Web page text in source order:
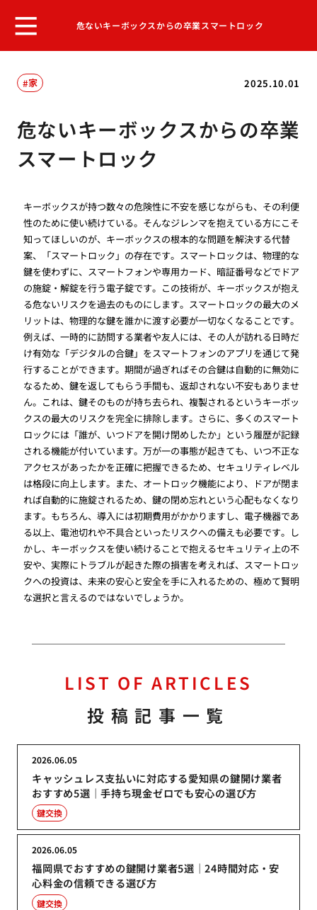
危ないキーボックスからの卒業スマートロック
2025.10.01
家
危ないキーボックスからの卒業
スマートロック
キーボックスが持つ数々の危険性に不安を感じながらも、その利便
性のために使い続けている。そんなジレンマを抱えている方にこそ
知ってほしいのが、キーボックスの根本的な問題を解決する代替
案、「スマートロック」の存在です。スマートロックは、物理的な
鍵を使わずに、スマートフォンや専用カード、暗証番号などでドア
の施錠・解錠を行う電子錠です。この技術が、キーボックスが抱え
る危ないリスクを過去のものにします。スマートロックの最大のメ
リットは、物理的な鍵を誰かに渡す必要が一切なくなることです。
例えば、一時的に訪問する業者や友人には、その人が訪れる日時だ
け有効な「デジタルの合鍵」をスマートフォンのアプリを通じて発
行することができます。期間が過ぎればその合鍵は自動的に無効に
なるため、鍵を返してもらう手間も、返却されない不安もありませ
ん。これは、鍵そのものが持ち去られ、複製されるというキーボッ
クスの最大のリスクを完全に排除します。さらに、多くのスマート
ロックには「誰が、いつドアを開け閉めしたか」という履歴が記録
される機能が付いています。万が一の事態が起きても、いつ不正な
アクセスがあったかを正確に把握できるため、セキュリティレベル
は格段に向上します。また、オートロック機能により、ドアが閉ま
れば自動的に施錠されるため、鍵の閉め忘れという心配もなくなり
ます。もちろん、導入には初期費用がかかりますし、電子機器であ
る以上、電池切れや不具合といったリスクへの備えも必要です。し
かし、キーボックスを使い続けることで抱えるセキュリティ上の不
安や、実際にトラブルが起きた際の損害を考えれば、スマートロッ
クへの投資は、未来の安心と安全を手に入れるための、極めて賢明
な選択と言えるのではないでしょうか。
LIST OF ARTICLES
投稿記事一覧
キャッシュレス支払いに対応する愛知県の鍵開け業者
おすすめ5選｜手持ち現金ゼロでも安心の選び方
2026.06.05
鍵交換
福岡県でおすすめの鍵開け業者5選｜24時間対応・安
心料金の信頼できる選び方
2026.06.05
鍵交換